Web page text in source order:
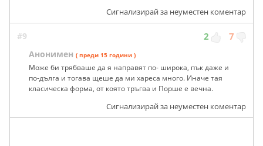
Сигнализирай за неуместен коментар
#9 2 7
Анонимен ( преди 15 години )
Може би трябваше да я направят по- широка, пък даже и
по-дълга и тогава щеше да ми хареса много. Иначе тая
класическа форма, от която тръгва и Порше е вечна.
Сигнализирай за неуместен коментар